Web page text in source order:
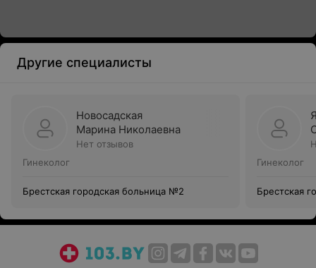
Другие специалисты
Новосадская
Марина Николаевна
Нет отзывов
Гинеколог
Брестская городская больница №2
Гинеколог
Брестская